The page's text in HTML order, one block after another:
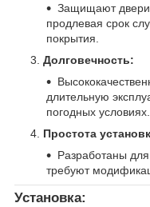
Защищают двери
продлевая срок
покрытия.
Долговечность:
длительную
погодных условиях.
Простота
Разработаны
требуют
Установка: